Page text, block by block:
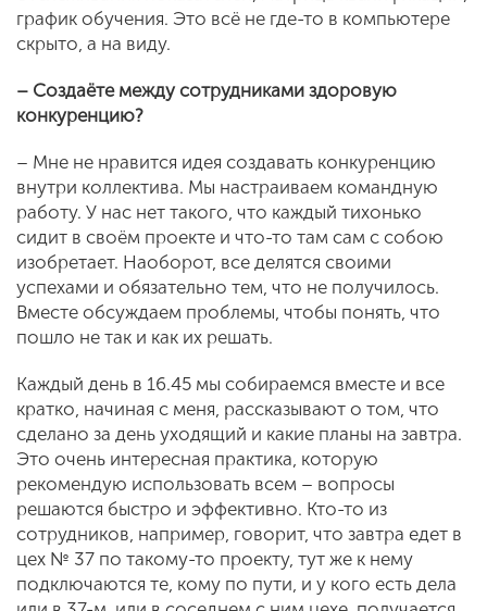
график обучения. Это всё не где-то в компьютере
скрыто, а на виду.
– Создаёте между сотрудниками здоровую
конкуренцию?
– Мне не нравится идея создавать конкуренцию
внутри коллектива. Мы настраиваем командную
работу. У нас нет такого, что каждый тихонько
сидит в своём проекте и что-то там сам с собою
изобретает. Наоборот, все делятся своими
успехами и обязательно тем, что не получилось.
Вместе обсуждаем проблемы, чтобы понять, что
пошло не так и как их решать.
Каждый день в 16.45 мы собираемся вместе и все
кратко, начиная с меня, рассказывают о том, что
сделано за день уходящий и какие планы на завтра.
Это очень интересная практика, которую
рекомендую использовать всем – вопросы
решаются быстро и эффективно. Кто-то из
сотрудников, например, говорит, что завтра едет в
цех № 37 по такому-то проекту, тут же к нему
подключаются те, кому по пути, и у кого есть дела